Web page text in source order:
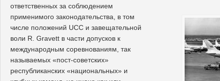
ответственных за соблюдением
применимого законодательства, в том
числе положений UCC и завещательной
воли R. Gravett в части допусков к
международным соревнованиям, так
называемых «пост-советских»
республиканских «национальных» и